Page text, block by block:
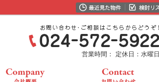
営業時間： 定休日：水曜日